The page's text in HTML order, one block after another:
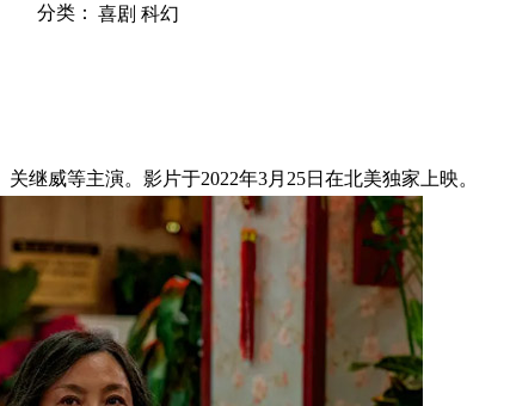
分类： 喜剧 科幻
继威等主演。影片于2022年3月25日在北美独家上映。